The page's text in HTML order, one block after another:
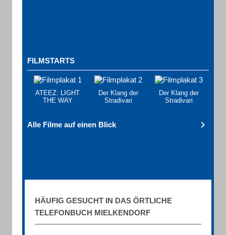
FILMSTARTS
ATEEZ: LIGHT
THE WAY
Der Klang der
Stradivari
Der Klang der
Stradivari
Alle Filme auf einen Blick
HÄUFIG GESUCHT IN DAS ÖRTLICHE
TELEFONBUCH MIELKENDORF